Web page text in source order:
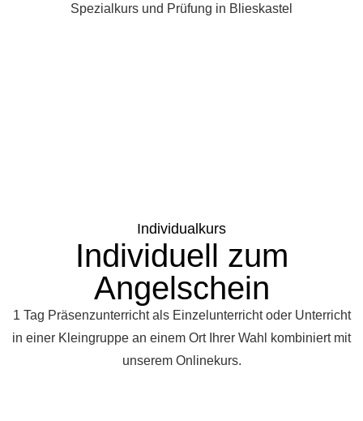
Spezialkurs und Prüfung in Blieskastel
Individualkurs
Individuell zum
Angelschein
1 Tag Präsenzunterricht als Einzelunterricht oder Unterricht
in einer Kleingruppe an einem Ort Ihrer Wahl kombiniert mit
unserem Onlinekurs.